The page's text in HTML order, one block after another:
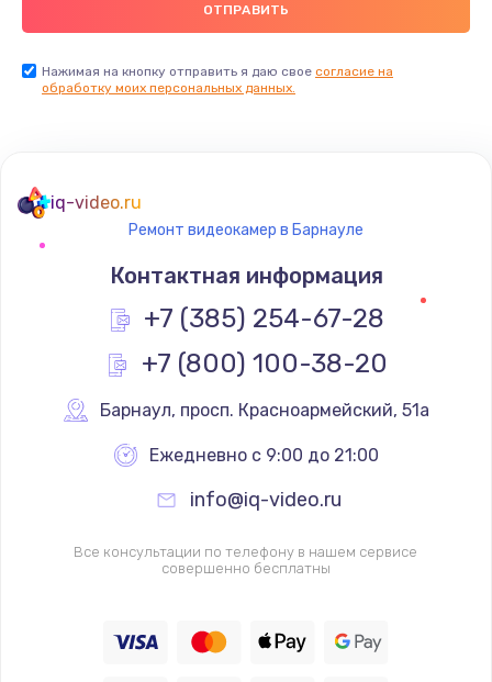
1400 руб.
Заказать
Не видит флешку
400 руб.
Заказать
Не реагирует на кнопки
700 руб.
Заказать
Не сопряжается с устройством
Заказать
Помехи и искажение звука
Нажимая на кнопку отправить я даю свое согласие на
обработку моих персональных данных.
iq-video.ru
Ремонт видеокамер в Барнауле
Контактная информация
+7 (385) 254-67-28
+7 (800) 100-38-20
Барнаул, просп. Красноармейский, 51а
Ежедневно с 9:00 до 21:00
info@iq-video.ru
Все консультации по телефону в нашем сервисе
совершенно бесплатны